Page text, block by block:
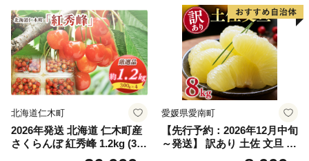
笛吹市 山梨県 フルーツ 果物
ぶどう 葡萄 大粒 シャインマ
スカット おすすめ シャイン
マスカット 贈答 ギフト 産地
笛吹市 シャインマスカット
笛吹 葡萄 国産 ぶどう 人気
国産 1.2kg 先行｜
北海道仁木町
2026年発送 北海道 仁木町産
さくらんぼ 紅秀峰 1.2kg (300
g×4パック) Lサイズ以上 旬
愛媛県愛南町
【先行予約：2026年12月中旬
～発送】 訳あり 土佐 文旦 8k
g (Mサイズ以上サイズミック